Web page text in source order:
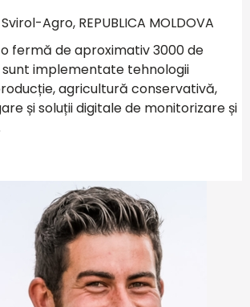
Agro, REPUBLICA MOLDOVA
fermă de aproximativ 3000 de
implementate tehnologii
agricultură conservativă,
și soluții digitale de monitorizare și